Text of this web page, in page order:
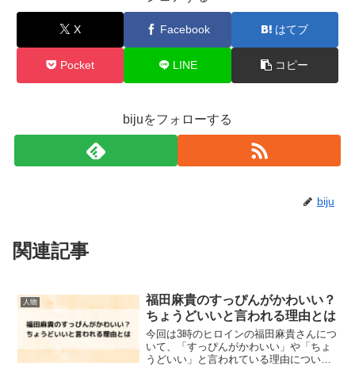
X Facebook はてブ
Pocket LINE コピー
bijuをフォローする
biju
関連記事
人物
福田麻貴のすっぴんがかわいい？
ちょうどいいと言われる理由とは
今回は3時のヒロインの福田麻貴さんにつ
いて、「すっぴんがかわいい」や「ちょ
うどいい」と言われている理由について